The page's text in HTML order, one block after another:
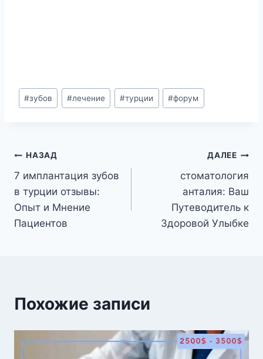
Метки
записи:
#зубов #лечение #турции #форум
Навигация
по
записям
НАЗАД
7 имплантация зубов
в турции отзывы:
Опыт и Мнение
Пациентов
ДАЛЕЕ
стоматология
анталия: Ваш
Путеводитель к
Здоровой Улыбке
Похожие записи